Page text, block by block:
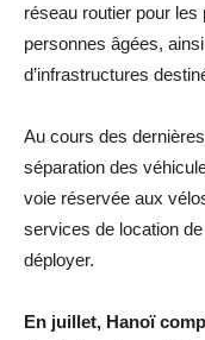
réseau routier pour
personnes âgées,
d’infrastructures
Au cours des
séparation des
voie réservée aux
services de location
déployer.
En juillet, Hanoï